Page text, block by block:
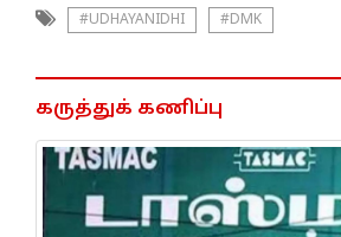
#UDHAYANIDHI #DMK
கருத்துக் கணிப்பு